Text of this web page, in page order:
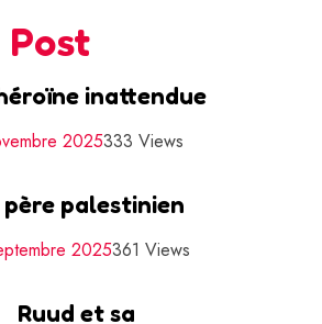
Post
inattendue
2025333 Views
père palestinien
2025361 Views
Ruud et sa